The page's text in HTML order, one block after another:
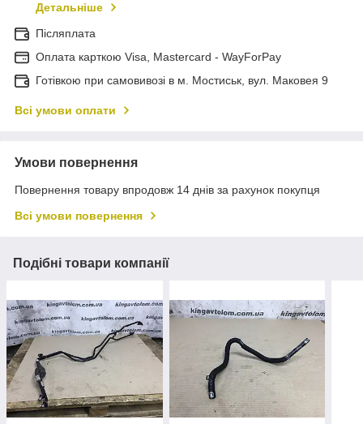
Детальніше
Післяплата
Оплата карткою Visa, Mastercard - WayForPay
Готівкою при самовивозі в м. Мостиськ, вул. Маковея 9
Всі умови оплати
Умови повернення
Повернення товару впродовж 14 днів за рахунок покупця
Всі умови повернення
Подібні товари компанії